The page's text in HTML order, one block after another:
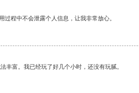
程中不会泄露个人信息，让我非常放心。
丰富。我已经玩了好几个小时，还没有玩腻。